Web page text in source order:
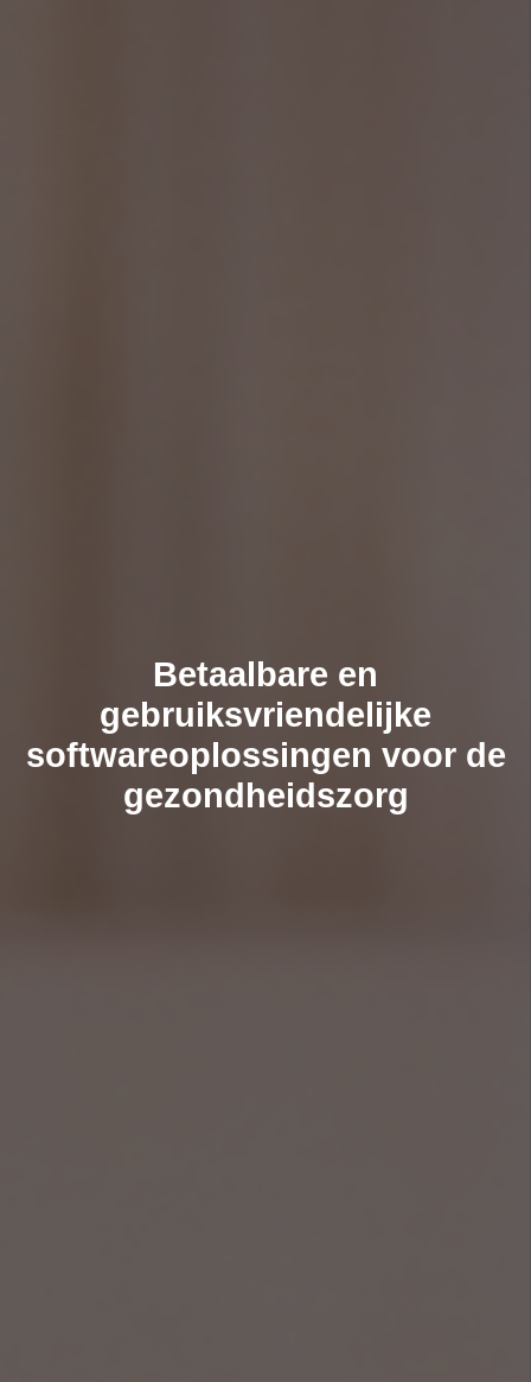
Betaalbare en
gebruiksvriendelijke
softwareoplossingen voor de
gezondheidszorg